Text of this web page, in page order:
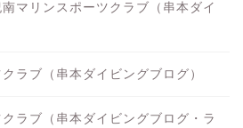
マリンスポーツクラブ（串本ダイ
ラブ（串本ダイビングブログ）
ラブ（串本ダイビングブログ・ラ